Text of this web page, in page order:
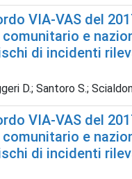
VIA-VAS del
e
di incidenti
D.; Santoro S.;
VIA-VAS del
e
di incidenti